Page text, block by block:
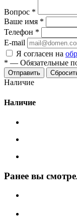
Вопрос *
Ваше имя *
Телефон *
E-mail
Я согласен на
* — Обязательные
Наличие
Наличие
Ранее вы